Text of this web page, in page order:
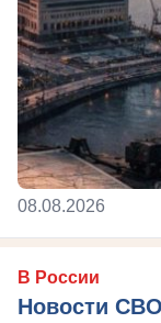
08.08.2026
В России
Новости